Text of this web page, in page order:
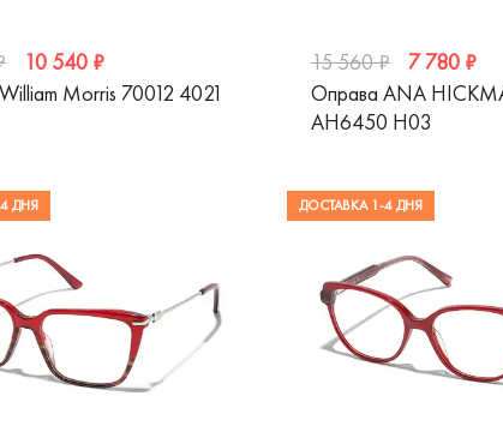
10 540 ₽
Morris 70012 4021
15 560 ₽
7 780 ₽
Оправа ANA
AH6450 H03
ДНЯ ДОСТАВКА 1-4 ДНЯ